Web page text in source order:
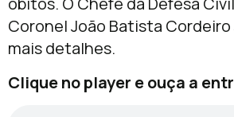
Coronel João Batista
mais detalhes.
Clique no player e ouça a